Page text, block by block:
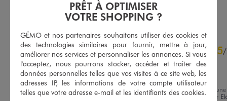
AJOUTER AU PANIER AJOUTER
4.8/5 5/
Avis vérifié et récompensé
Parfaite
Avis du 22/07/2026
, suite à une
expérience du09/07/2026 par
PRÊT À OPTIMISER
VOTRE SHOPPING ?
GÉMO et nos partenaires souhaitons utiliser des cookies et
des technologies similaires pour fournir, mettre à jour,
améliorer nos services et personnaliser les annonces. Si vous
l'acceptez, nous pourrons stocker, accéder et traiter des
données personnelles telles que vos visites à ce site web, les
adresses IP, les informations de votre compte utilisateur
telles que votre adresse e-mail et les identifiants des cookies.